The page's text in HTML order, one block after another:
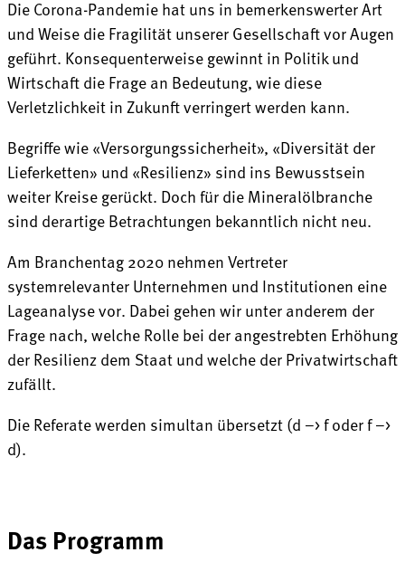
Die Corona-Pandemie hat uns in bemerkenswerter Art
und Weise die Fragilität unserer Gesellschaft vor Augen
geführt. Konsequenterweise gewinnt in Politik und
Wirtschaft die Frage an Bedeutung, wie diese
Verletzlichkeit in Zukunft verringert werden kann.
Begriffe wie «Versorgungssicherheit», «Diversität der
Lieferketten» und «Resilienz» sind ins Bewusstsein
weiter Kreise gerückt. Doch für die Mineralölbranche
sind derartige Betrachtungen bekanntlich nicht neu.
Am Branchentag 2020 nehmen Vertreter
systemrelevanter Unternehmen und Institutionen eine
Lageanalyse vor. Dabei gehen wir unter anderem der
Frage nach, welche Rolle bei der angestrebten Erhöhung
der Resilienz dem Staat und welche der Privatwirtschaft
zufällt.
Die Referate werden simultan übersetzt (d –> f oder f –>
d).
Das Programm